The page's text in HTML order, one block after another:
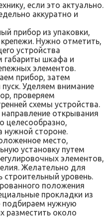
если это актуально.
аккуратно и
прибор из упаковки,
Нужно отметить,
устройства
габариты шкафа и
элементов.
прибор, затем
Уделяем внимание
проверяем
схемы устройства.
открывания
целесообразно,
нужной стороне.
место,
установку путем
элементов,
Желательно для
строительный уровень.
положения
прокладки из
подбираем нужную
разместить около